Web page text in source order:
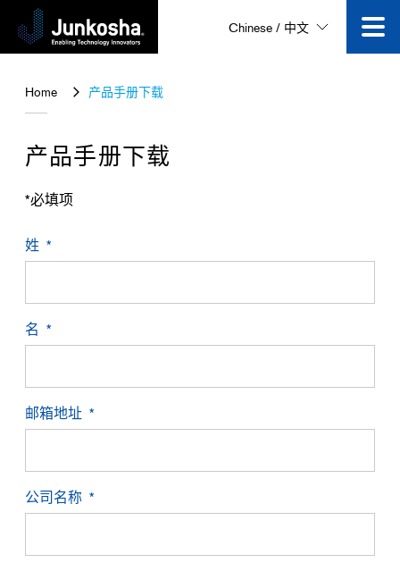
企业信息
公司动态
Chinese / 中文
Home 产品手册下载
产品手册下载
*必填项
姓
名
邮箱地址
公司名称